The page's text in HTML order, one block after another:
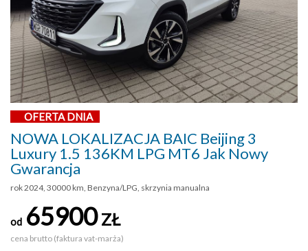
OFERTA DNIA
NOWA LOKALIZACJA BAIC Beijing 3
Luxury 1.5 136KM LPG MT6 Jak Nowy
Gwarancja
rok 2024, 30000 km, Benzyna/LPG, skrzynia manualna
od 65900ZŁ
cena brutto (faktura vat-marża)